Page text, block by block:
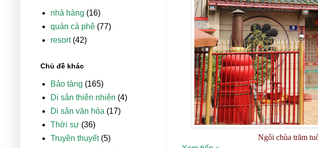
Ngôi chùa trăm
nhà hàng (16)
quán cà phê (77)
resort (42)
Chủ đề khác
Bảo tàng (165)
Di sản thiên nhiên (4)
Di sản văn hóa (17)
Thời sự (36)
Truyền thuyết (5)